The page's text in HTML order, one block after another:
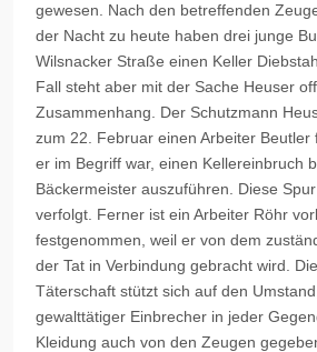
gewesen. Nach den betreffenden
der Nacht zu heute haben drei junge
Wilsnacker Straße einen Keller
Fall steht aber mit der Sache Heuser
Zusammenhang. Der Schutzmann
zum 22. Februar einen Arbeiter Beutler
er im Begriff war, einen Kellereinbruch
Bäckermeister auszuführen. Diese
verfolgt. Ferner ist ein Arbeiter Röhr
festgenommen, weil er von dem
der Tat in Verbindung gebracht wird.
Täterschaft stützt sich auf den
gewalttätiger Einbrecher in jeder
Kleidung auch von den Zeugen